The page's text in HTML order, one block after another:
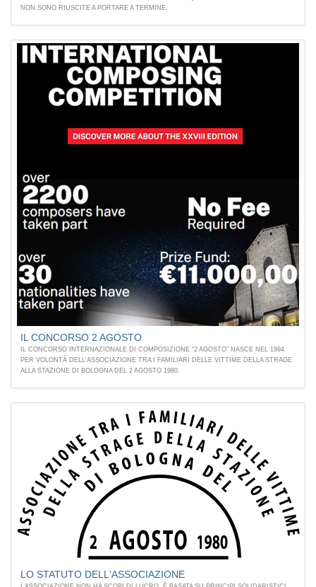
NON SONO RIUSCITE A PORTARE A TERMINE.
IL CONCORSO 2 AGOSTO
IL CONCORSO INTERNAZIONALE DI COMPOSIZIONE “2 AGOSTO” NASCE NEL 1994
PER VOLONTÀ DELL'ASSOCIAZIONE TRA I FAMILIARI DELLE VITTIME DELLA STRAGE
ALLA STAZIONE DI BOLOGNA DEL 2 AGOSTO 1980.
LO STATUTO DELL'ASSOCIAZIONE